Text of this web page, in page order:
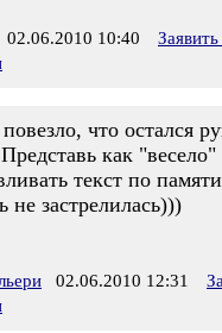
02.06.2010 10:40
Заявить
что остался
как "весело"
текст по
не застрелилась)))
02.06.2010 12:31